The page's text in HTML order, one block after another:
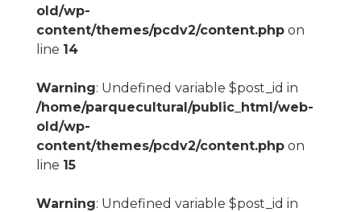
old/wp-
content/themes/pcdv2/content.phpon
line 14
Warning: Undefined variable $post_id in
/home/parquecultural/public_html/web-
old/wp-
content/themes/pcdv2/content.phpon
line 15
Warning: Undefined variable $post_id in